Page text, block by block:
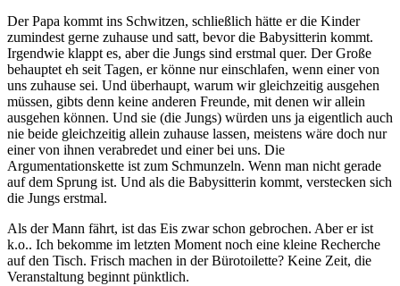
Der Papa kommt ins Schwitzen, schließlich hätte er die Kinder
zumindest gerne zuhause und satt, bevor die Babysitterin kommt.
Irgendwie klappt es, aber die Jungs sind erstmal quer. Der Große
behauptet eh seit Tagen, er könne nur einschlafen, wenn einer von
uns zuhause sei. Und überhaupt, warum wir gleichzeitig ausgehen
müssen, gibts denn keine anderen Freunde, mit denen wir allein
ausgehen können. Und sie (die Jungs) würden uns ja eigentlich auch
nie beide gleichzeitig allein zuhause lassen, meistens wäre doch nur
einer von ihnen verabredet und einer bei uns. Die
Argumentationskette ist zum Schmunzeln. Wenn man nicht gerade
auf dem Sprung ist. Und als die Babysitterin kommt, verstecken sich
die Jungs erstmal.
Als der Mann fährt, ist das Eis zwar schon gebrochen. Aber er ist
k.o.. Ich bekomme im letzten Moment noch eine kleine Recherche
auf den Tisch. Frisch machen in der Bürotoilette? Keine Zeit, die
Veranstaltung beginnt pünktlich.